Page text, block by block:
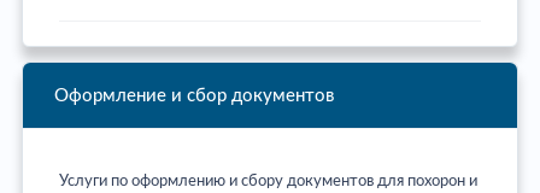
Оформление и сбор документов
Услуги по оформлению и сбору документов для похорон и